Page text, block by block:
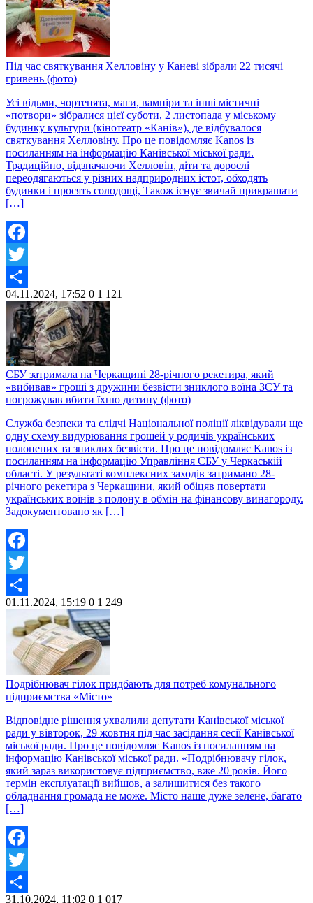
Під час святкування Хелловіну у Каневі зібрали 22 тисячі
гривень (фото)
Усі відьми, чортенята, маги, вампіри та інші містичні
«потвори» зібралися цієї суботи, 2 листопада у міському
будинку культури (кінотеатр «Канів»), де відбувалося
святкування Хелловіну. Про це повідомляє Kanos із
посиланням на інформацію Канівської міської ради.
Традиційно, відзначаючи Хелловін, діти та дорослі
переодягаються у різних надприродних істот, обходять
будинки і просять солодощі, Також існує звичай прикрашати
[…]
Facebook
Twitter
Share
04.11.2024, 17:52 0 1 121
СБУ затримала на Черкащині 28-річного рекетира, який
«вибивав» гроші з дружини безвісти зниклого воїна ЗСУ та
погрожував вбити їхню дитину (фото)
Служба безпеки та слідчі Національної поліції ліквідували ще
одну схему видурювання грошей у родичів українських
полонених та зниклих безвісти. Про це повідомляє Kanos із
посиланням на інформацію Управління СБУ у Черкаській
області. У результаті комплексних заходів затримано 28-
річного рекетира з Черкащини, який обіцяв повертати
українських воїнів з полону в обмін на фінансову винагороду.
Задокументовано як […]
Facebook
Twitter
Share
01.11.2024, 15:19 0 1 249
Подрібнювач гілок придбають для потреб комунального
підприємства «Місто»
Відповідне рішення ухвалили депутати Канівської міської
ради у вівторок, 29 жовтня під час засідання сесії Канівської
міської ради. Про це повідомляє Kanos із посиланням на
інформацію Канівської міської ради. «Подрібнювачу гілок,
який зараз використовує підприємство, вже 20 років. Його
термін експлуатації вийшов, а залишитися без такого
обладнання громада не може. Місто наше дуже зелене, багато
[…]
Facebook
Twitter
31.10.2024, 11:02 0 1 017